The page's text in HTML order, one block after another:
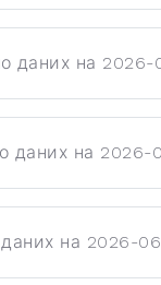
даних на
даних на 2026-
даних на 2026-